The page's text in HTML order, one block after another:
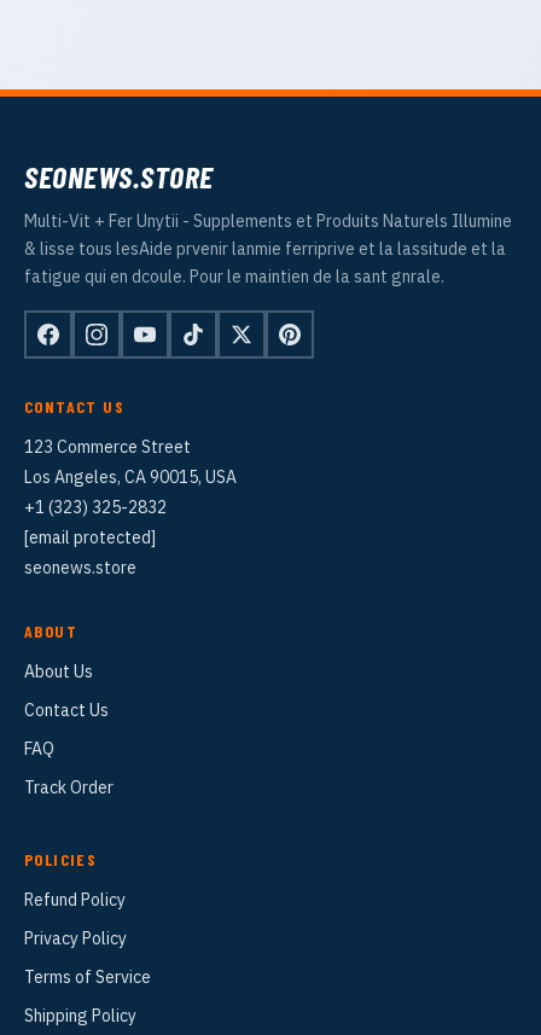
SEONEWS.STORE
Multi-Vit + Fer Unytii - Supplements et Produits Naturels Illumine
& lisse tous lesAide prvenir lanmie ferriprive et la lassitude et la
fatigue qui en dcoule. Pour le maintien de la sant gnrale.
CONTACT US
123 Commerce Street
Los Angeles, CA 90015, USA
+1 (323) 325-2832
[email protected]
seonews.store
ABOUT
About Us
Contact Us
FAQ
Track Order
POLICIES
Refund Policy
Privacy Policy
Terms of Service
Shipping Policy